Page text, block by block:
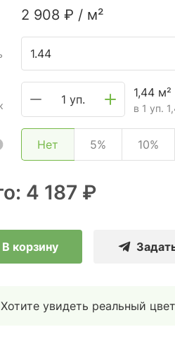
2 908 ₽ / м²
1 уп.
1,44 м²
в 1 уп.
Нет 5% 10%
4 187 ₽
В корзину
Хотите увидеть реальный